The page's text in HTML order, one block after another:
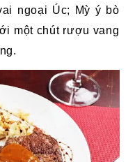
ngoại Úc; Mỳ ý bò
một chút rượu vang